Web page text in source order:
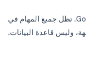
يظل سير العمل بالكامل داخل Google. تظل جميع المهام في